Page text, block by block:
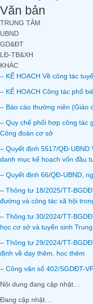
Văn bản
TRUNG TÂM
UBND
GD&ĐT
LĐ-TB&XH
KHÁC
– KẾ HOẠCH Về công tác
– KẾ HOẠCH Công tác phổ
– Báo cáo thường niên (Giáo
– Quy chế phối hợp công tác
Công đoàn cơ sở
– Quyết định 5517/QĐ-UBND
danh mục kế hoạch vốn đầu
– Quyết định 66/QĐ-UBND,
– Thông tư 18/2025/TT-
đường và công tác xã hội
– Thông tư 30/2024/TT-
học cơ sở và tuyển sinh
– Thông tư 29/2024/TT-
định về dạy thêm, học thêm
– Công văn số 402/SGDĐT-
Nội dung đang cập nhật…
Đang cập nhật…